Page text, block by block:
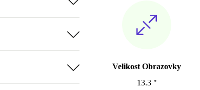
Velikost Obrazovky
13.3 "